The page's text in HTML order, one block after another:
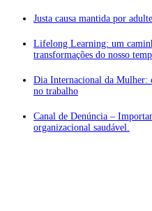
Justa causa mantida por
Lifelong Learning: um
transformações do nosso
Dia Internacional da Mulher:
no trabalho
Canal de Denúncia –
organizacional saudável.